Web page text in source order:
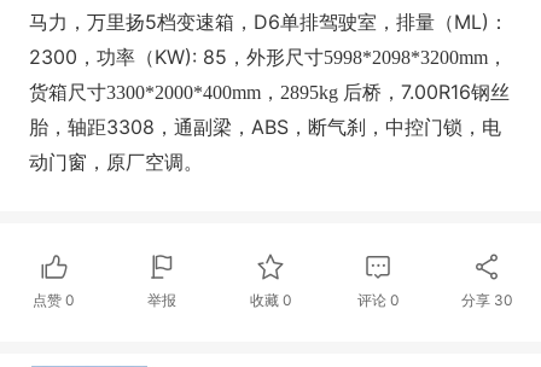
马力，万里扬5档变速箱，D6单排驾驶室，排量（ML)：
2300 ， 功率（KW): 85 ，外形尺寸5998*2098*3200mm，
货箱尺寸3300*2000*400mm，2895kg 后桥， 7.00R16钢丝
胎，轴距3308， 通副梁 ， ABS， 断气刹， 中控门锁，电
动门窗，原厂空调。
点赞0 举报 收藏 0 评论0 分享 30